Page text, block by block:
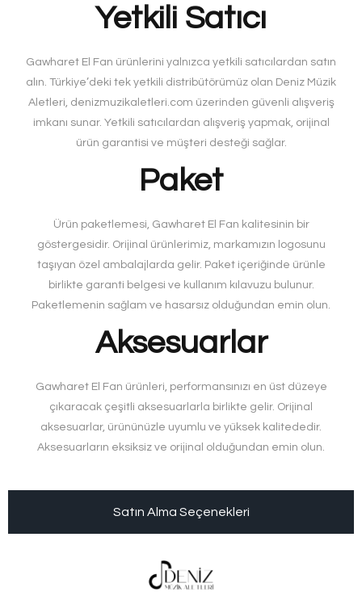
Yetkili Satıcı
Gawharet El Fan ürünlerini yalnızca yetkili satıcılardan satın
alın. Türkiye’deki tek yetkili distribütörümüz olan Deniz Müzik
Aletleri, denizmuzikaletleri.com üzerinden güvenli alışveriş
imkanı sunar. Yetkili satıcılardan alışveriş yapmak, orijinal
ürün garantisi ve müşteri desteği sağlar.
Paket
Ürün paketlemesi, Gawharet El Fan kalitesinin bir
göstergesidir. Orijinal ürünlerimiz, markamızın logosunu
taşıyan özel ambalajlarda gelir. Paket içeriğinde ürünle
birlikte garanti belgesi ve kullanım kılavuzu bulunur.
Paketlemenin sağlam ve hasarsız olduğundan emin olun.
Aksesuarlar
Gawharet El Fan ürünleri, performansınızı en üst düzeye
çıkaracak çeşitli aksesuarlarla birlikte gelir. Orijinal
aksesuarlar, ürününüzle uyumlu ve yüksek kalitededir.
Aksesuarların eksiksiz ve orijinal olduğundan emin olun.
Satın Alma Seçenekleri